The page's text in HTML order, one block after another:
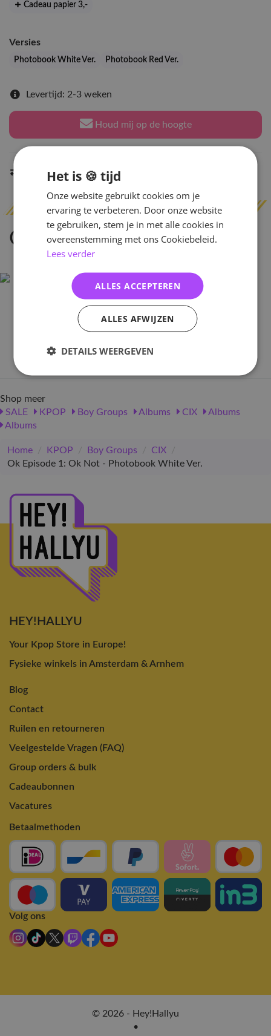
Cadeau papier 3,-
Versies
Photobook White Ver. Photobook Red Ver.
Levertijd: 2-3 weken
Houd mij op de hoogte
Indien op voorraadbinnen 2 werkdagen
Omschrijving
Specificaties
EAN nummer
1000000443967
Shop meer
SALE
KPOP Boy Groups Albums CIX
Albums
Albums
Home / KPOP / Boy Groups / CIX
/
Ok Episode 1: Ok Not - Photobook White Ver.
HEY!HALLYU
Your Kpop Store in Europe!
Fysieke winkels in Amsterdam & Arnhem
Blog
Contact
Ruilen en retourneren
Veelgestelde Vragen (FAQ)
Group orders & bulk
Cadeaubonnen
Vacatures
Betaalmethoden
Volg ons
© 2026 - Hey!Hallyu
•
Het is 🍪 tijd
Onze website gebruikt cookies om je
ervaring te verbeteren. Door onze website
te gebruiken, stem je in met alle cookies in
overeenstemming met ons Cookiebeleid.
Lees verder
ALLES ACCEPTEREN
ALLES AFWIJZEN
DETAILS WEERGEVEN